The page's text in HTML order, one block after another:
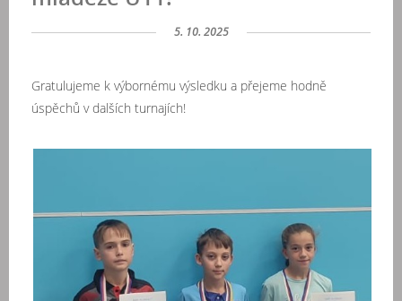
5. 10. 2025
Gratulujeme k výbornému výsledku a přejeme hodně
úspěchů v dalších turnajích!